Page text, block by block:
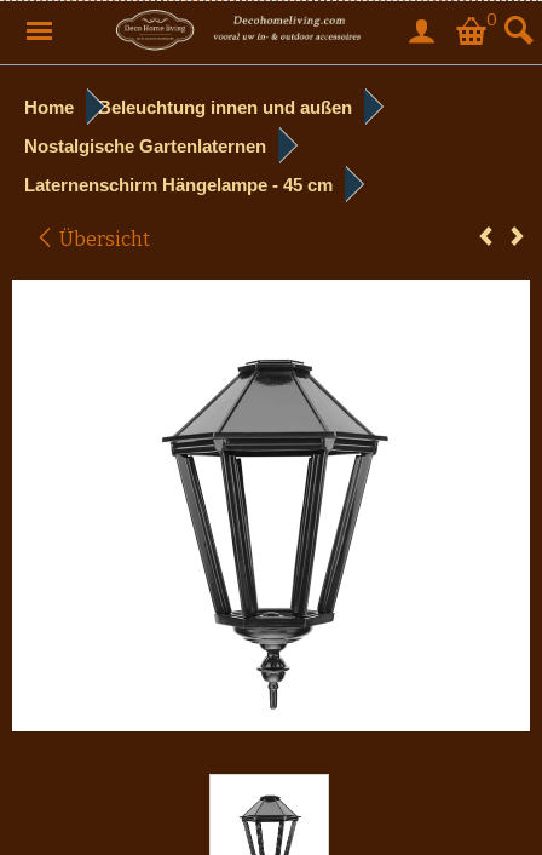
0
Home
Beleuchtung innen und außen
Nostalgische Gartenlaternen
Laternenschirm Hängelampe - 45 cm
Übersicht